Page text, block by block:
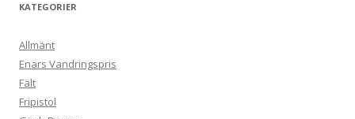
KATEGORIER
Allmänt
Enars Vandringspris
Fält
Fripistol